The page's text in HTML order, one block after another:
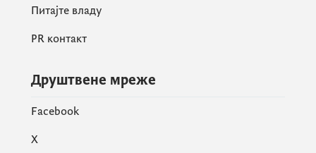
Питајте владу
PR контакт
Друштвене мреже
Facebook
X